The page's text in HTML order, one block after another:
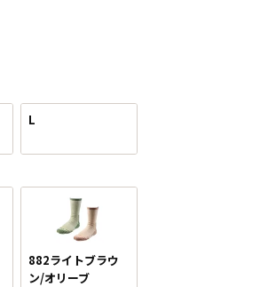
L
882ライトブラウ
ン/オリーブ